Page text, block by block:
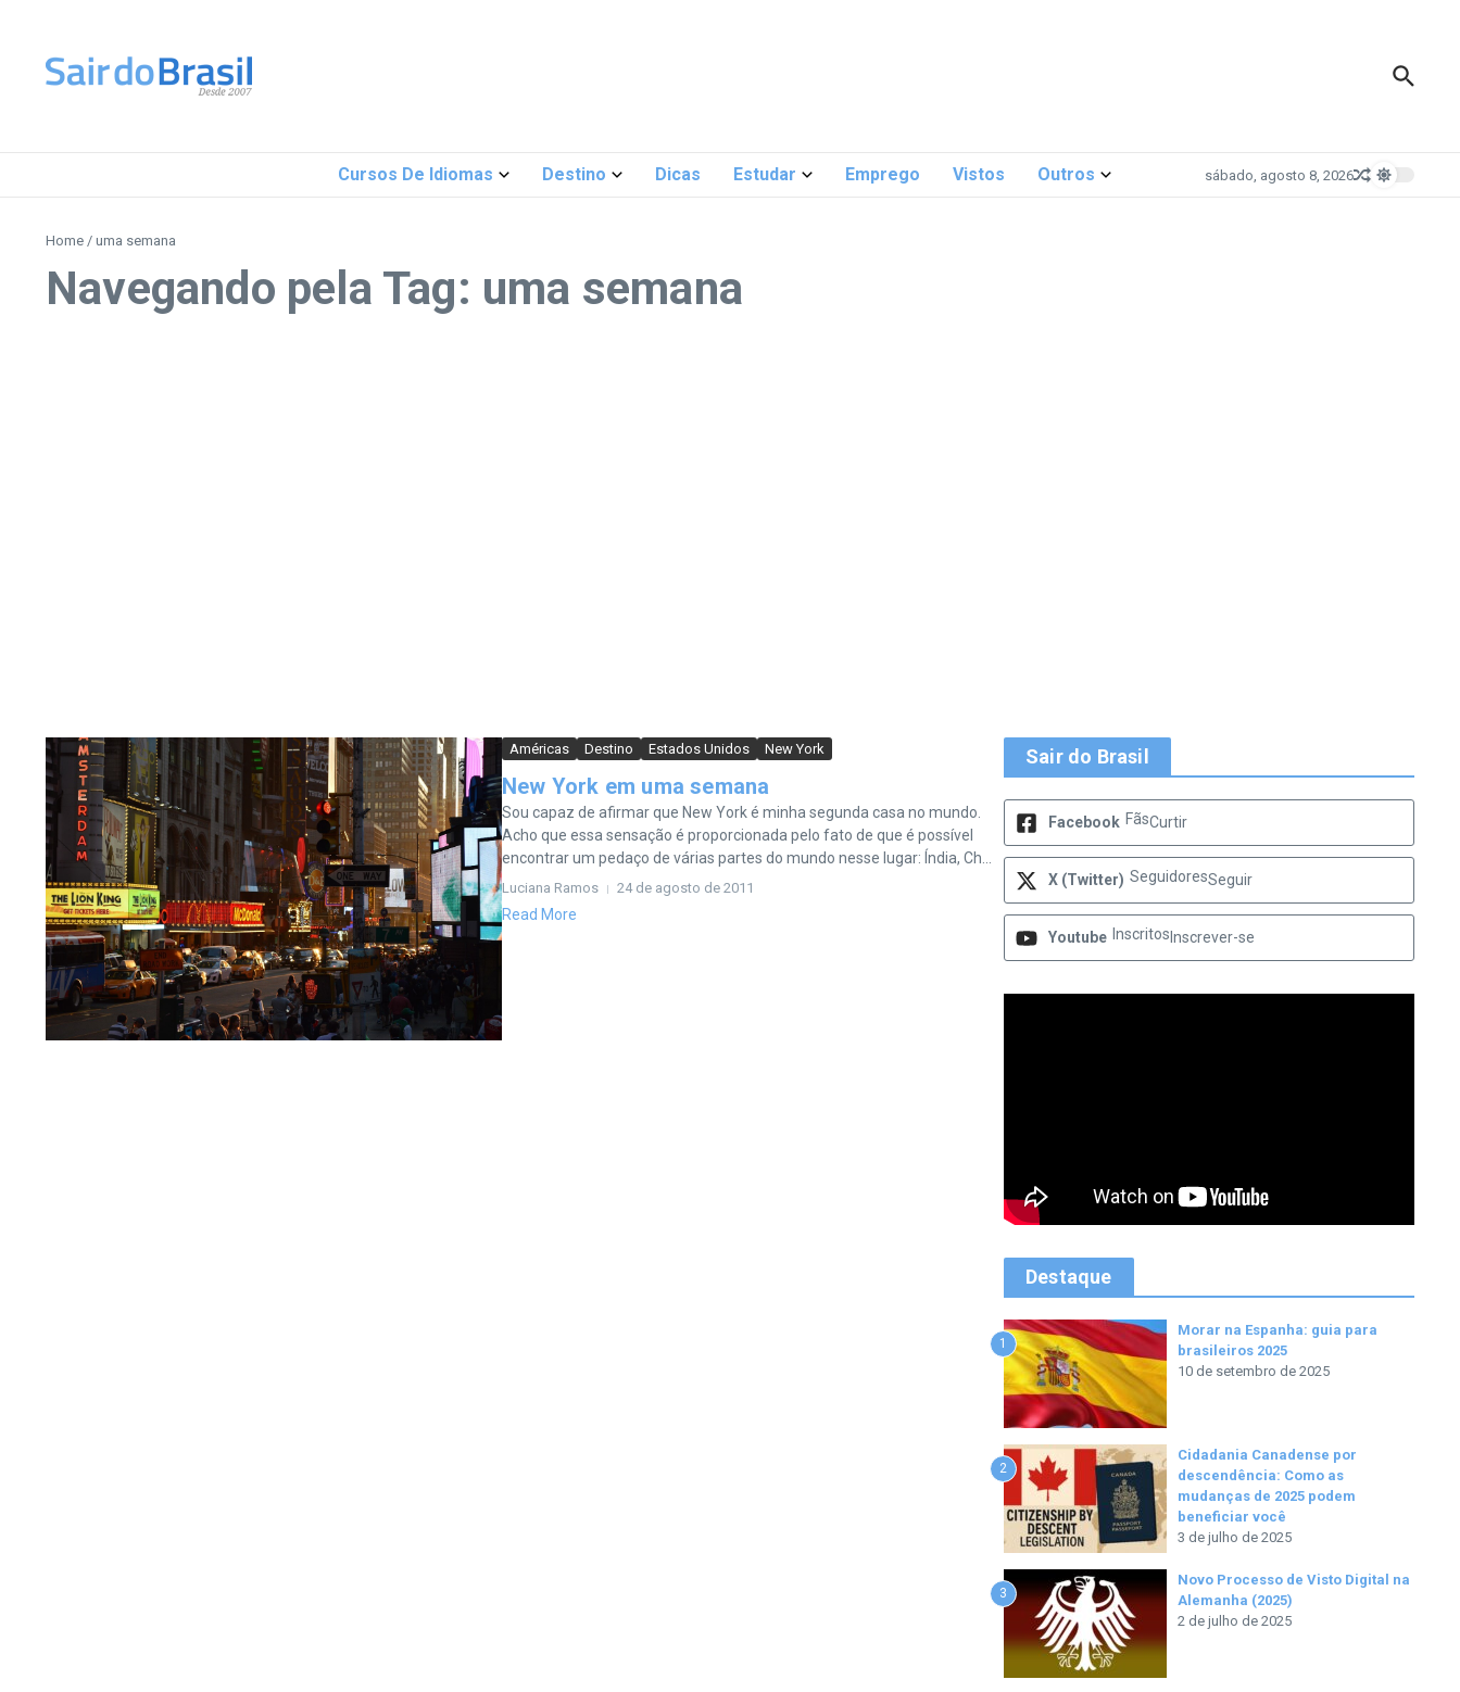
Cursos De Idiomas Destino Dicas Estudar Emprego Vistos Outros sábado, agosto 8, 2026
Home / uma semana
Navegando pela Tag: uma semana
Américas Destino Estados Unidos New York
New York em uma semana
Sou capaz de afirmar que New York é minha segunda casa no mundo.
Acho que essa sensação é proporcionada pelo fato de que é possível
encontrar um pedaço de várias partes do mundo nesse lugar: Índia, Ch...
Luciana Ramos 24 de agosto de 2011
Read More
Sair do Brasil
Facebook FãsCurtir
X (Twitter) SeguidoresSeguir
Youtube Inscritos Inscrever-se
Destaque
1
Morar na Espanha: guia para
brasileiros 2025
10 de setembro de 2025
2
Cidadania Canadense por
descendência: Como as
mudanças de 2025 podem
beneficiar você
3 de julho de 2025
3
Novo Processo de Visto Digital na
Alemanha (2025)
2 de julho de 2025